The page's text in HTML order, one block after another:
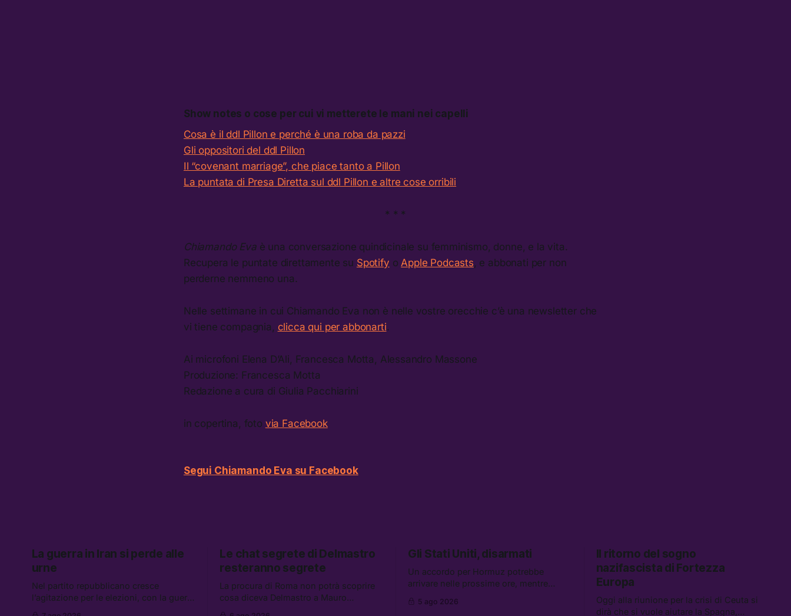
Show notes o cose per cui vi metterete le mani nei capelli
Cosa è il ddl Pillon e perché è una roba da pazzi
Gli oppositori del ddl Pillon
Il “covenant marriage”, che piace tanto a Pillon
La puntata di Presa Diretta sul ddl Pillon e altre cose orribili
* * *
Chiamando Eva è una conversazione quindicinale su femminismo, donne, e la vita.
Recupera le puntate direttamente su Spotify o Apple Podcasts , e abbonati per non
perderne nemmeno una.
Nelle settimane in cui Chiamando Eva non è nelle vostre orecchie c’è una newsletter che
vi tiene compagnia, clicca qui per abbonarti.
Ai microfoni Elena D’Ali, Francesca Motta, Alessandro Massone
Produzione: Francesca Motta
Redazione a cura di Giulia Pacchiarini
in copertina, foto via Facebook
Segui Chiamando Eva su Facebook
La guerra in Iran si perde alle
urne
Nel partito repubblicano cresce
l’agitazione per le elezioni, con la guerra
Le chat segrete di Delmastro
resteranno segrete
La procura di Roma non potrà scoprire
cosa diceva Delmastro a Mauro
Gli Stati Uniti, disarmati
Un accordo per Hormuz potrebbe
arrivare nelle prossime ore, mentre
gli Stati Uniti come disarmati. Tra le
5 ago 2026
Il ritorno del sogno
nazifascista di Fortezza
Europa
Oggi alla riunione per la crisi di Ceuta si
dirà che si vuole aiutare la Spagna,